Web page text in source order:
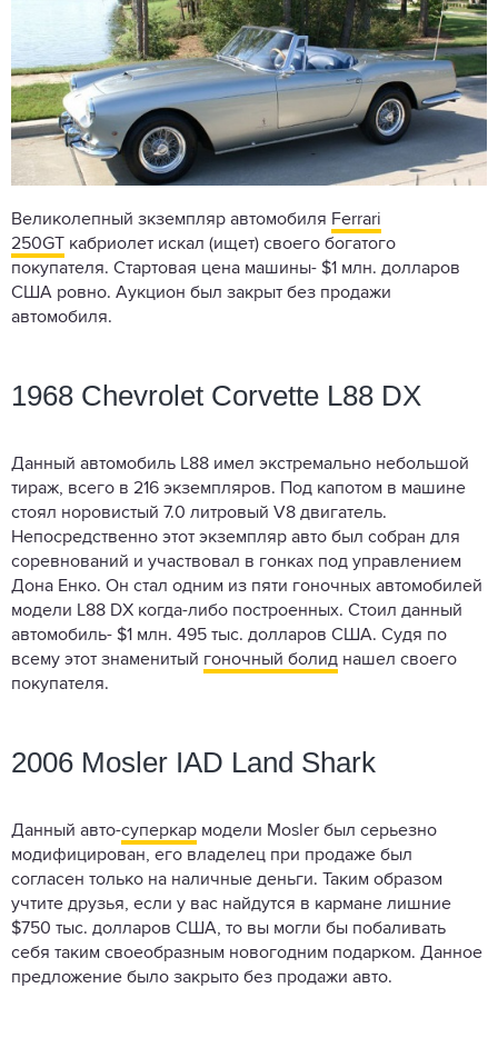
Великолепный зкземпляр автомобиля Ferrari
250GT кабриолет искал (ищет) своего богатого
покупателя. Стартовая цена машины- $1 млн. долларов
США ровно. Аукцион был закрыт без продажи
автомобиля.
1968 Chevrolet Corvette L88 DX
Данный автомобиль L88 имел экстремально небольшой
тираж, всего в 216 экземпляров. Под капотом в машине
стоял норовистый 7.0 литровый V8 двигатель.
Непосредственно этот экземпляр авто был собран для
соревнований и участвовал в гонках под управлением
Дона Енко. Он стал одним из пяти гоночных автомобилей
модели L88 DX когда-либо построенных. Стоил данный
автомобиль- $1 млн. 495 тыс. долларов США. Судя по
всему этот знаменитый гоночный болид нашел своего
покупателя.
2006 Mosler IAD Land Shark
Данный авто-суперкар модели Mosler был серьезно
модифицирован, его владелец при продаже был
согласен только на наличные деньги. Таким образом
учтите друзья, если у вас найдутся в кармане лишние
$750 тыс. долларов США, то вы могли бы побаливать
себя таким своеобразным новогодним подарком. Данное
предложение было закрыто без продажи авто.